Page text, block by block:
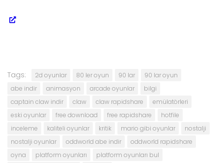
Tags: 2d oyunlar 80 ler oyun 90 lar
90 lar oyun
abe indir
animasyon arcade oyunlar
bilgi
captain claw indir
claw claw rapidshare
emülatörleri
eski oyunlar
free download free rapidshare
hotfile
inceleme
kaliteli oyunlar kritik mario gibi oyunlar
nostalji
nostalji oyunlar
oddworld abe indir
oddworld rapidshare
oyna
platform oyunları
platform oyunları bul